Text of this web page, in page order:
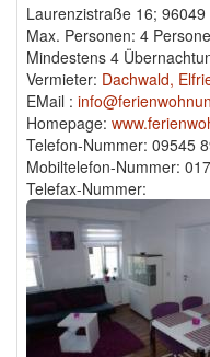
Laurenzistraße 16; 96049
Max. Personen: 4
Mindestens 4
Vermieter: Dachwald,
EMail :
Homepage:
Telefon-Nummer: 09545
Mobiltelefon-Nummer:
Telefax-Nummer: